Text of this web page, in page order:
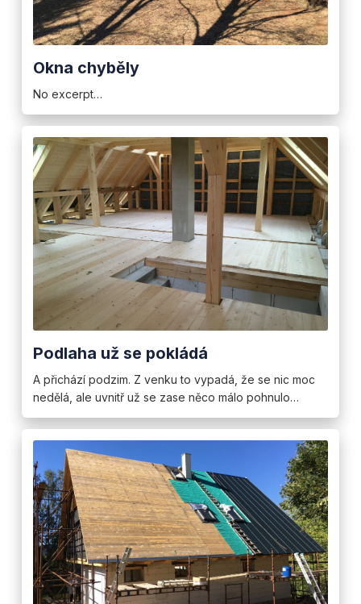
Okna chyběly
No excerpt…
Podlaha už se pokládá
A přichází podzim. Z venku to vypadá, že se nic moc
nedělá, ale uvnitř už se zase něco málo pohnulo…